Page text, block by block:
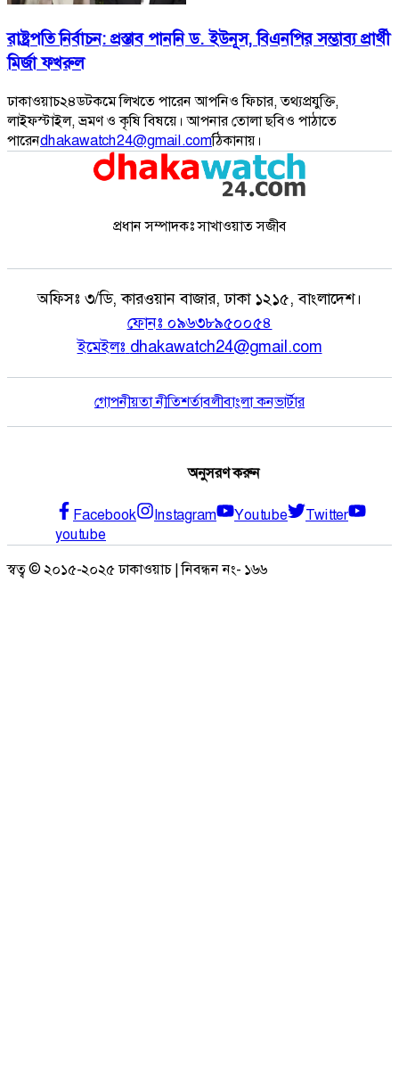
রাষ্ট্রপতি নির্বাচন: প্রস্তাব পাননি ড. ইউনূস, বিএনপির সম্ভাব্য প্রার্থী
মির্জা ফখরুল
ঢাকাওয়াচ২৪ডটকমে লিখতে পারেন আপনিও ফিচার, তথ্যপ্রযুক্তি,
লাইফস্টাইল, ভ্রমণ ও কৃষি বিষয়ে। আপনার তোলা ছবিও পাঠাতে
পারেনdhakawatch24@gmail.comঠিকানায়।
প্রধান সম্পাদকঃ সাখাওয়াত সজীব
অফিসঃ ৩/ডি, কারওয়ান বাজার, ঢাকা ১২১৫, বাংলাদেশ।
ফোনঃ ০৯৬৩৮৯৫০০৫৪
ইমেইলঃ dhakawatch24@gmail.com
গোপনীয়তা নীতিশর্তাবলীবাংলা কনভার্টার
অনুসরণ করুন
Facebook Instagram Youtube
Twitter
youtube
স্বত্ব © ২০১৫-২০২৫ ঢাকাওয়াচ | নিবন্ধন নং- ১৬৬